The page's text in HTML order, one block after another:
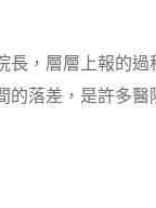
長，層層上報的
的落差，是許多